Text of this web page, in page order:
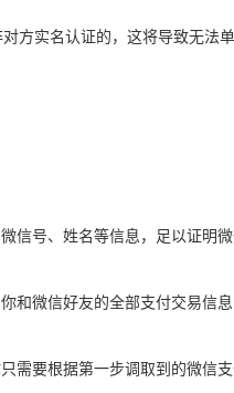
实名认证的，这将导致无法
号、姓名等信息，足以证明微
微信好友的全部支付交易信
要根据第一步调取到的微信